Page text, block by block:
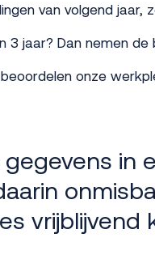
van volgend jaar,
3 jaar? Dan nemen
onze
gegevens in